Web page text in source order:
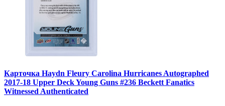
Карточка Haydn Fleury Carolina Hurricanes Autographed
2017-18 Upper Deck Young Guns #236 Beckett Fanatics
Witnessed Authenticated